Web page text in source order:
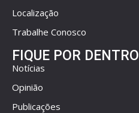
Localização
Trabalhe Conosco
FIQUE POR DENTRO
Notícias
Opinião
Publicações